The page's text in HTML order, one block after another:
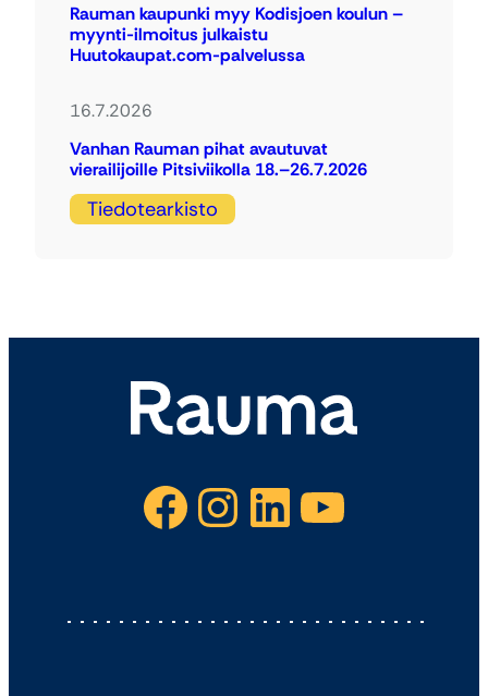
Rauman kaupunki myy Kodisjoen koulun –
myynti-ilmoitus julkaistu
Huutokaupat.com-palvelussa
16.7.2026
Vanhan Rauman pihat avautuvat
vierailijoille Pitsiviikolla 18.–26.7.2026
Tiedotearkisto
Facebook Instagram LinkedIn YouTube